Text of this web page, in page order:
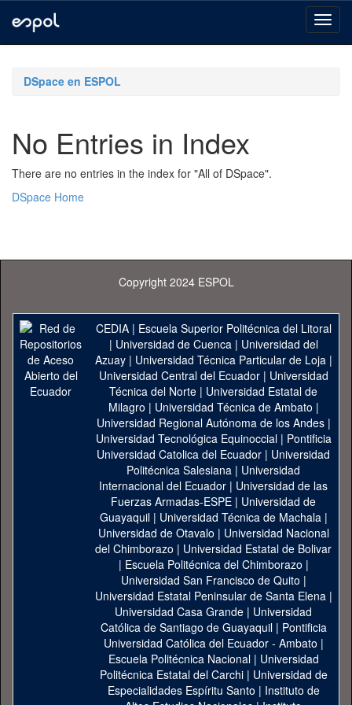
navigationDSpace en ESPOL
No Entries in Index
There are no entries in the index for "All of DSpace".
DSpace Home
Copyright 2024 ESPOL
CEDIA| Escuela Superior Politécnica del Litoral
| Universidad de Cuenca| Universidad del
Azuay| Universidad Técnica Particular de Loja|
Universidad Central del Ecuador| Universidad
Técnica del Norte | Universidad Estatal de
Milagro | Universidad Técnica de Ambato |
Universidad Regional Autónoma de los Andes|
Universidad Tecnológica Equinoccial| Pontificia
Universidad Catolica del Ecuador | Universidad
Politécnica Salesiana | Universidad
Internacional del Ecuador | Universidad de las
Fuerzas Armadas-ESPE | Universidad de
Guayaquil| Universidad Técnica de Machala|
Universidad de Otavalo | Universidad Nacional
del Chimborazo | Universidad Estatal de Bolivar
| Escuela Politécnica del Chimborazo |
Universidad San Francisco de Quito |
Universidad Estatal Peninsular de Santa Elena|
Universidad Casa Grande | Universidad
Católica de Santiago de Guayaquil| Pontificia
Universidad Católica del Ecuador - Ambato |
Escuela Politécnica Nacional| Universidad
Politécnica Estatal del Carchi| Universidad de
Especialidades Espíritu Santo | Instituto de